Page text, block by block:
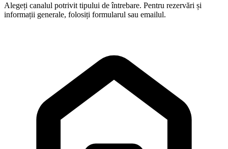
Alegeți canalul potrivit tipului de întrebare. Pentru rezervări și
informații generale, folosiți formularul sau emailul.